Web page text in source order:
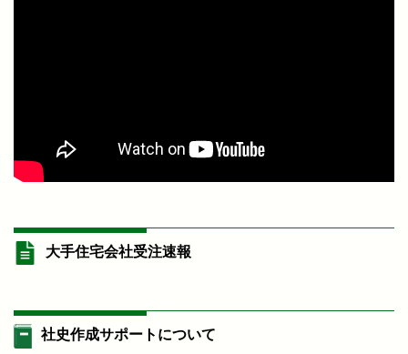
大手住宅会社受注速報
社史作成サポートについて